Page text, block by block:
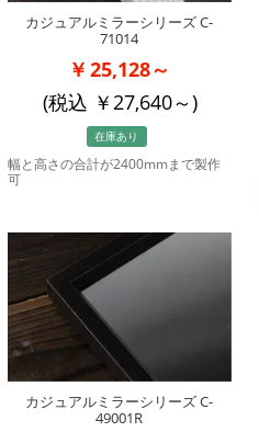
カジュアルミラーシリーズ C-
71014
25,128～
(税込
27,640～)
在庫あり
幅と高さの合計が2400mmまで製作
可
カジュアルミラーシリーズ C-
49001R